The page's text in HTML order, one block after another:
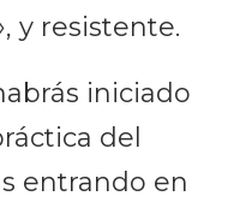
y resistente.
iniciado
del
entrando en